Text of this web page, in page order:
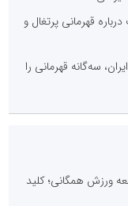
ایرانی با انقلاب
بصری تبدیل کرد؟
و کشف استعدادها، سه
سازی است، نه ادامه